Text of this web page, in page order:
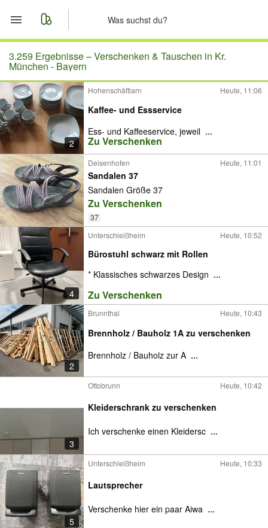
Start
Merkliste
Nachrichten
Anzeige aufgeben
3.259 Ergebnisse –Verschenken & Tauschen in Kr.
München - Bayern
2
Hohenschäftlarn Heute, 11:06
Kaffee- und Essservice
Ess- und Kaffeeservice, jeweil ...
Zu Verschenken
Deisenhofen Heute, 11:01
Sandalen 37
Sandalen Größe 37
Zu Verschenken
37
4
Unterschleißheim Heute, 10:52
Bürostuhl schwarz mit Rollen
* Klassisches schwarzes Design ...
Zu Verschenken
2
Brunnthal Heute, 10:43
Brennholz / Bauholz 1A zu verschenken
Brennholz / Bauholz zur A ...
3
Ottobrunn Heute, 10:42
Kleiderschrank zu verschenken
Ich verschenke einen Kleidersc ...
5
Unterschleißheim Heute, 10:33
Lautsprecher
Verschenke hier ein paar Aiwa ...